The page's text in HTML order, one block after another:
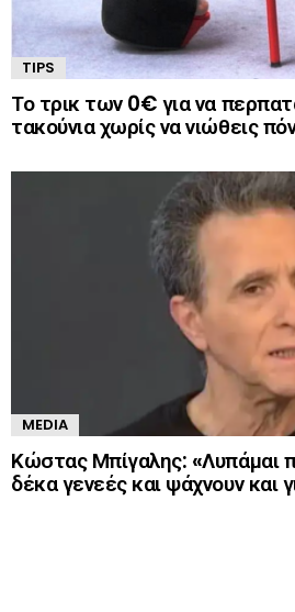
TIPS
Το τρικ των 0€ για να
τακούνια χωρίς να νιώθεις
MEDIA
Κώστας Μπίγαλης: «Λυπάμαι
δέκα γενεές και ψάχνουν και